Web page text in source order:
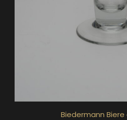
Biedermann Biere